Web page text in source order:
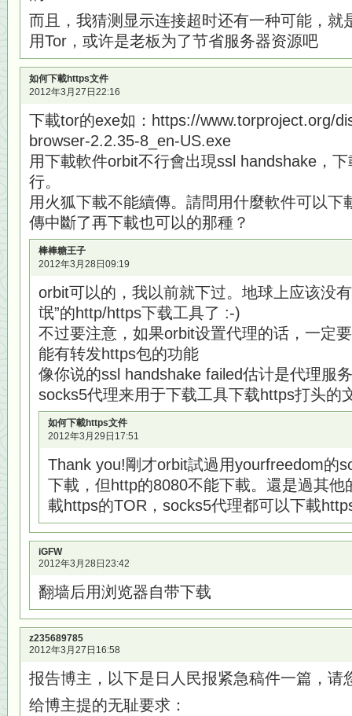
而且，我猜测显示连接超时还有一种可能，就
用Tor，或许是老板为了节省服务器资源吧
如何下載https文件
2012年3月27日22:16
下載tor的exe如：https://www.torproject.org/
browser-2.2.35-8_en-US.exe
用下載軟件orbit不行會出現ssl handshake，
行。
用火狐下載不能續傳。請問用什麼軟件可以下
傳中斷了再下載也可以的那種？
棒棒糖王子
2012年3月28日09:19
orbit可以的，我以前就下过。地球上应该没
氓”的http/https下载工具了 :-)
不过要注意，如果orbit设置代理的话，一定
能有转发https包的功能
像你说的ssl handshake failed估计是代理服
socks5代理来用于下载工具下载https打头的
如何下載https文件
2012年3月29日17:51
Thank you!剛才orbit試過用yourfreedom的
下載，但http的8080不能下載。還是過其他
載https的TOR，socks5代理都可以下載
iGFW
2012年3月28日23:42
翻墙后用浏览器自带下载
z235689785
2012年3月27日16:58
报告博主，以下是日人民报紧急稿件一篇，请
给博主提的无耻要求：